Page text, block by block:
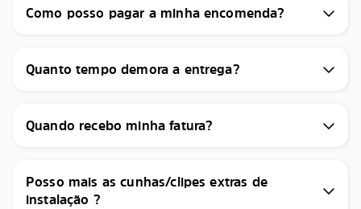
Como posso pagar a minha encomenda?
Quanto tempo demora a entrega?
Quando recebo minha fatura?
Posso mais as cunhas/clipes extras de
instalação ?